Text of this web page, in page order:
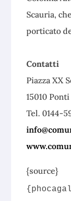
Scauria,
porticato
Contatti
Piazza XX
15010 Ponti
Tel. 0144-
{source}